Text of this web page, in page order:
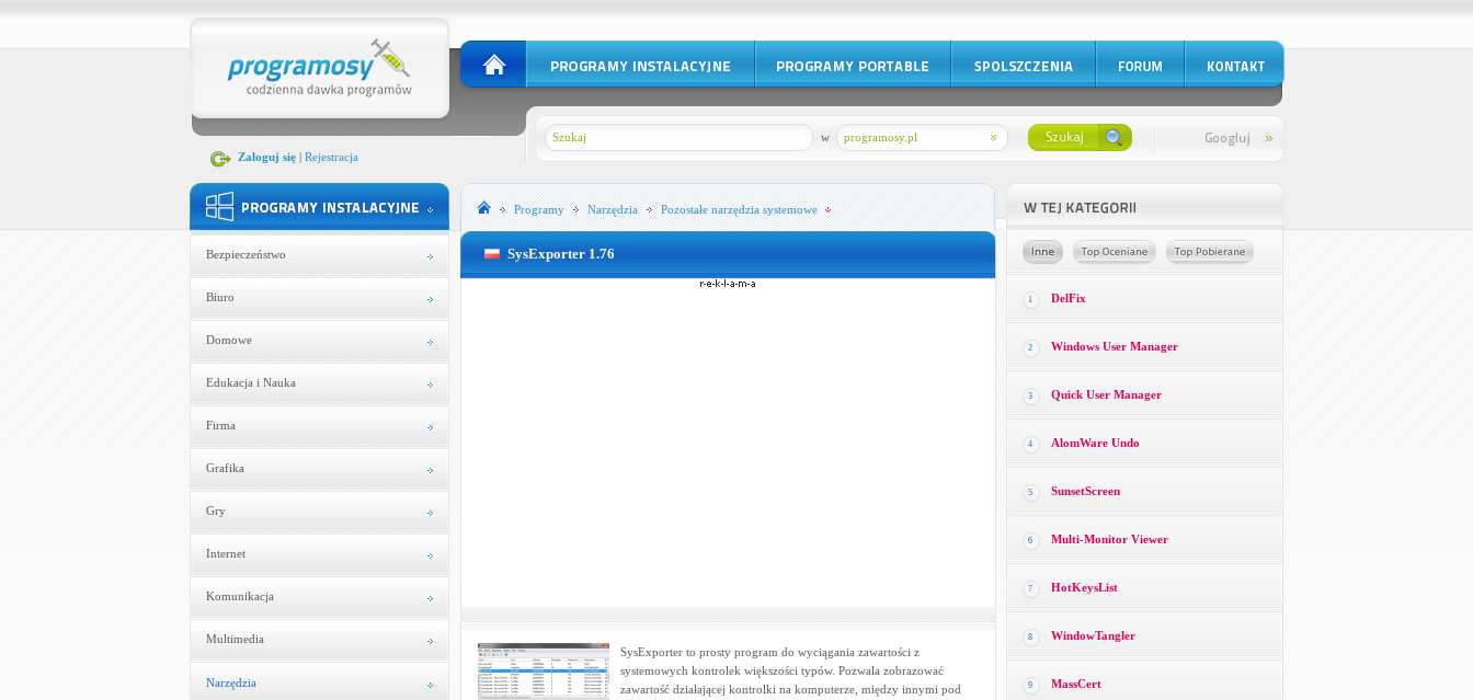
Zaloguj się| Rejestracja
programosy.pl
w
Bezpieczeństwo
Biuro
Domowe
Edukacja i Nauka
Firma
Grafika
Gry
Internet
Komunikacja
Multimedia
Narzędzia
Programy Narzędzia Pozostałe narzędzia systemowe
SysExporter 1.76
SysExporter to prosty program do wyciągania zawartości z
systemowych kontrolek większości typów. Pozwala zobrazować
zawartość działającej kontrolki na komputerze, między innymi pod
1 DelFix
2 Windows User Manager
3 Quick User Manager
4 AlomWare Undo
5 SunsetScreen
6 Multi-Monitor Viewer
7 HotKeysList
8 WindowTangler
9 MassCert